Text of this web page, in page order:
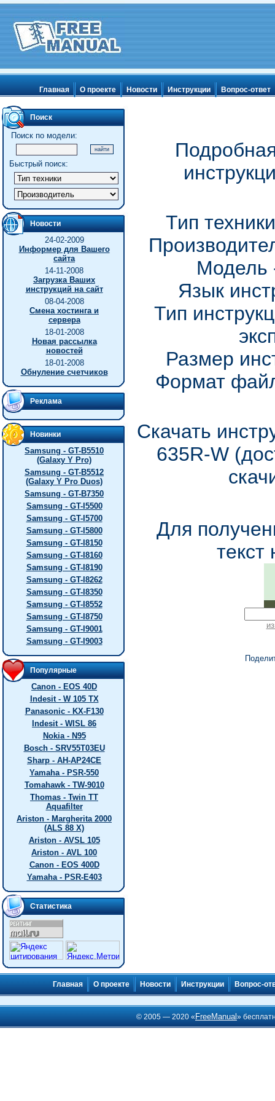
Главная О проекте Новости Инструкции Вопрос-ответ
Поиск
Поиск по модели:
Быстрый поиск:
Новости
24-02-2009
Информер для Вашего
сайта
14-11-2008
Загрузка Ваших
инструкций на сайт
08-04-2008
Смена хостинга и
сервера
18-01-2008
Новая рассылка
новостей
18-01-2008
Обнуление счетчиков
Реклама
Новинки
Samsung - GT-B5510
(Galaxy Y Pro)
Samsung - GT-B5512
(Galaxy Y Pro Duos)
Samsung - GT-B7350
Samsung - GT-I5500
Samsung - GT-I5700
Samsung - GT-I5800
Samsung - GT-I8150
Samsung - GT-I8160
Samsung - GT-I8190
Samsung - GT-I8262
Samsung - GT-I8350
Samsung - GT-I8552
Samsung - GT-I8750
Samsung - GT-I9001
Samsung - GT-I9003
Популярные
Canon - EOS 40D
Indesit - W 105 TX
Panasonic - KX-F130
Indesit - WISL 86
Nokia - N95
Bosch - SRV55T03EU
Sharp - AH-AP24CE
Yamaha - PSR-550
Tomahawk - TW-9010
Thomas - Twin TT
Aquafilter
Ariston - Margherita 2000
(ALS 88 X)
Ariston - AVSL 105
Ariston - AVL 100
Canon - EOS 400D
Yamaha - PSR-E403
Статистика
Тип
Модель
Язык
Тип
Размер
Формат
Скачать
635R-W
Для
текст
Главная О проекте Новости Инструкции Вопрос-
© 2005 — 2020 « FreeManual»